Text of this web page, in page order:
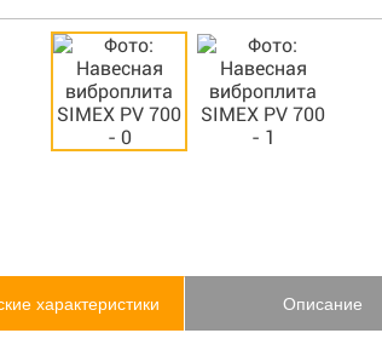
характеристики Описание